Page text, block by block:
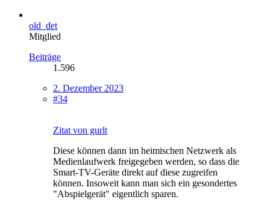
old_det
Mitglied
Beiträge
1.596
2. Dezember 2023
#34
Zitat von gurlt
Diese können dann im heimischen Netzwerk als
Medienlaufwerk freigegeben werden, so dass die
Smart-TV-Geräte direkt auf diese zugreifen
können. Insoweit kann man sich ein gesondertes
"Abspielgerät" eigentlich sparen.